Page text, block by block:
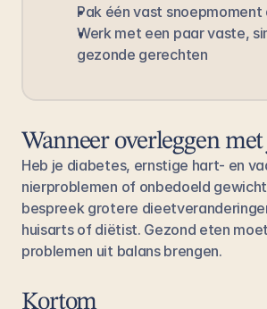
Pak één vast snoepmoment
Werk met een paar vaste,
gezonde gerechten
Wanneer overleggen met
Heb je diabetes, ernstige hart- en
nierproblemen of onbedoeld
bespreek grotere
huisarts of diëtist. Gezond eten
problemen uit balans brengen.
Kortom